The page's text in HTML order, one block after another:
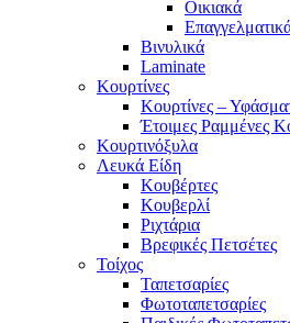
Οικιακά
Βινυλικά
Laminate
Κουρτίνες
Κουρτίνες –
Έτοιμες Ραμμένες
Κουρτινόξυλα
Λευκά Είδη
Κουβέρτες
Κουβερλί
Ριχτάρια
Βρεφικές Πετσέτες
Τοίχος
Ταπετσαρίες
Φωτοταπετσαρίες